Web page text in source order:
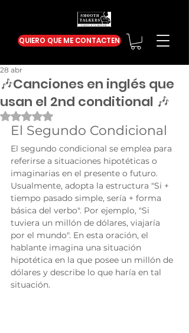
QUIERO QUE ME CONTACTEN
🎶Canciones en inglés que
usan el 2nd conditional 🎶
28 abr
Obtuvo NaN de 5 estrellas.
El Segundo Condicional
El segundo condicional se emplea para
referirse a situaciones hipotéticas o
imaginarias en el presente o futuro.
Usualmente, adopta la estructura "Si +
tiempo pasado simple, sería + forma
básica del verbo". Por ejemplo, "Si
tuviera un millón de dólares, viajaría
por el mundo". En esta oración, el
hablante imagina una situación
hipotética en la que posee un millón de
dólares y describe lo que haría en tal
situación.